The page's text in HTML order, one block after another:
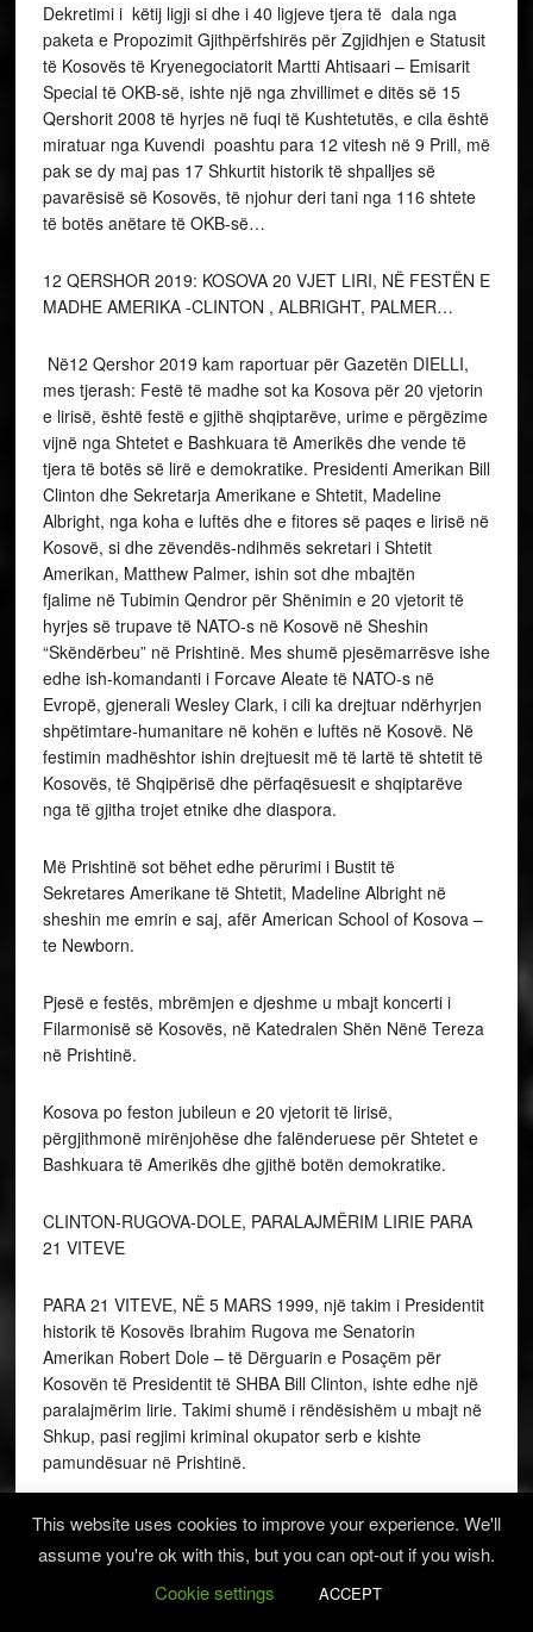
Dekretimi i këtij ligji si dhe i 40 ligjeve tjera të dala nga
paketa e Propozimit Gjithpërfshirës për Zgjidhjen e Statusit
të Kosovës të Kryenegociatorit Martti Ahtisaari – Emisarit
Special të OKB-së, ishte një nga zhvillimet e ditës së 15
Qershorit 2008 të hyrjes në fuqi të Kushtetutës, e cila është
miratuar nga Kuvendi poashtu para 12 vitesh në 9 Prill, më
pak se dy maj pas 17 Shkurtit historik të shpalljes së
pavarësisë së Kosovës, të njohur deri tani nga 116 shtete
të botës anëtare të OKB-së…
12 QERSHOR 2019: KOSOVA 20 VJET LIRI, NË FESTËN E
MADHE AMERIKA -CLINTON , ALBRIGHT, PALMER…
Në12 Qershor 2019 kam raportuar për Gazetën DIELLI,
mes tjerash: Festë të madhe sot ka Kosova për 20 vjetorin
e lirisë, është festë e gjithë shqiptarëve, urime e përgëzime
vijnë nga Shtetet e Bashkuara të Amerikës dhe vende të
tjera të botës së lirë e demokratike. Presidenti Amerikan Bill
Clinton dhe Sekretarja Amerikane e Shtetit, Madeline
Albright, nga koha e luftës dhe e fitores së paqes e lirisë në
Kosovë, si dhe zëvendës-ndihmës sekretari i Shtetit
Amerikan, Matthew Palmer, ishin sot dhe mbajtën
fjalime në Tubimin Qendror për Shënimin e 20 vjetorit të
hyrjes së trupave të NATO-s në Kosovë në Sheshin
“Skëndërbeu” në Prishtinë. Mes shumë pjesëmarrësve ishe
edhe ish-komandanti i Forcave Aleate të NATO-s në
Evropë, gjenerali Wesley Clark, i cili ka drejtuar ndërhyrjen
shpëtimtare-humanitare në kohën e luftës në Kosovë. Në
festimin madhështor ishin drejtuesit më të lartë të shtetit të
Kosovës, të Shqipërisë dhe përfaqësuesit e shqiptarëve
nga të gjitha trojet etnike dhe diaspora.
Më Prishtinë sot bëhet edhe përurimi i Bustit të
Sekretares Amerikane të Shtetit, Madeline Albright në
sheshin me emrin e saj, afër American School of Kosova –
te Newborn.
Pjesë e festës, mbrëmjen e djeshme u mbajt koncerti i
Filarmonisë së Kosovës, në Katedralen Shën Nënë Tereza
në Prishtinë.
Kosova po feston jubileun e 20 vjetorit të lirisë,
përgjithmonë mirënjohëse dhe falënderuese për Shtetet e
Bashkuara të Amerikës dhe gjithë botën demokratike.
CLINTON-RUGOVA-DOLE, PARALAJMËRIM LIRIE PARA
21 VITEVE
PARA 21 VITEVE, NË 5 MARS 1999, një takim i Presidentit
historik të Kosovës Ibrahim Rugova me Senatorin
Amerikan Robert Dole – të Dërguarin e Posaçëm për
Kosovën të Presidentit të SHBA Bill Clinton, ishte edhe një
paralajmërim lirie. Takimi shumë i rëndësishëm u mbajt në
Shkup, pasi regjimi kriminal okupator serb e kishte
pamundësuar në Prishtinë.
Ishte koha kur konferenca ndërkombëtare për Kosovën –
Konferenca e Rambujesë, e nisur në 6 Shkurt 1999, u
ndërpre në 23 Shkurt pa rezultate përfundimtare, ndërsa
vazhdimi i saj u thirr për datën 15 Mars në Paris.
This website uses cookies to improve your experience. We'll
assume you're ok with this, but you can opt-out if you wish.
Cookie settings
ACCEPT